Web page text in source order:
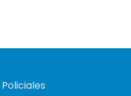
Policiales